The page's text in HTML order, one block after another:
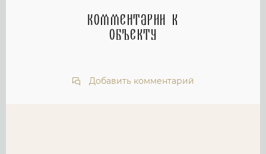
Комментарии к
объекту
Добавить комментарий